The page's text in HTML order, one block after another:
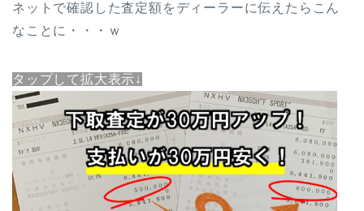
ネットで確認した査定額をディーラーに伝えたらこん
なことに・・・ｗ
タップして拡大表示↓